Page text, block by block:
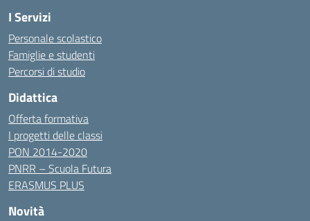
I Servizi
Personale scolastico
Famiglie e studenti
Percorsi di studio
Didattica
Offerta formativa
I progetti delle classi
PON 2014-2020
PNRR – Scuola Futura
ERASMUS PLUS
Novità